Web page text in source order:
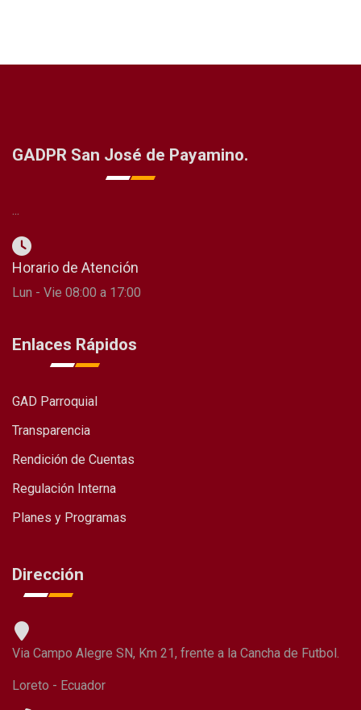
GADPR San José de Payamino.
...
Horario de Atención
Lun - Vie 08:00 a 17:00
Enlaces Rápidos
GAD Parroquial
Transparencia
Rendición de Cuentas
Regulación Interna
Planes y Programas
Dirección
Via Campo Alegre SN, Km 21, frente a la Cancha de Futbol.
Loreto - Ecuador